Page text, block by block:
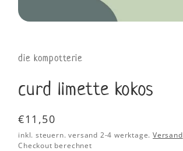
die kompotterie
curd limette kokos
Normaler
Preis
€11,50
inkl. steuern. versand 2-4 werktage.Versand
Checkout berechnet